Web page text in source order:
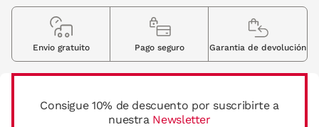
Consigue 10% de descuento por suscribirte a
nuestra Newsletter
Envio gratuito Pago seguro Garantia de devolución